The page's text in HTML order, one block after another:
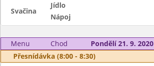
Svačina
Jídlo
Nápoj
Menu Chod
Pondělí 21. 9. 2020
Přesnídávka (8:00 - 8:30)